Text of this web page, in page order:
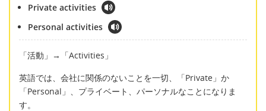
Private activities
Personal activities
「活動」→「Activities」
英語では、会社に関係のないことを一切、「Private」か
「Personal」、プライベート、パーソナルなことになりま
す。